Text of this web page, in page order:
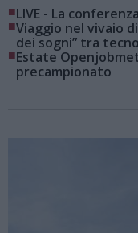
■LIVE - La
■Viaggio nel vivaio
dei sogni” tra
■Estate
precampionato